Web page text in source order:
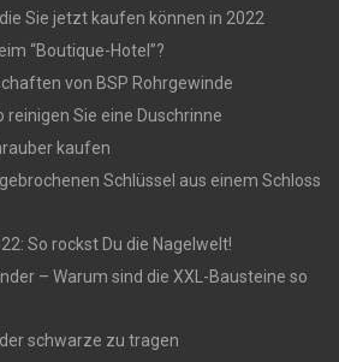
Sie jetzt kaufen können in 2022
“Boutique-Hotel”?
von BSP Rohrgewinde
Sie eine Duschrinne
kaufen
Schlüssel aus einem Schloss
So rockst Du die Nagelwelt!
– Warum sind die XXL-Bausteine so
schwarze zu tragen